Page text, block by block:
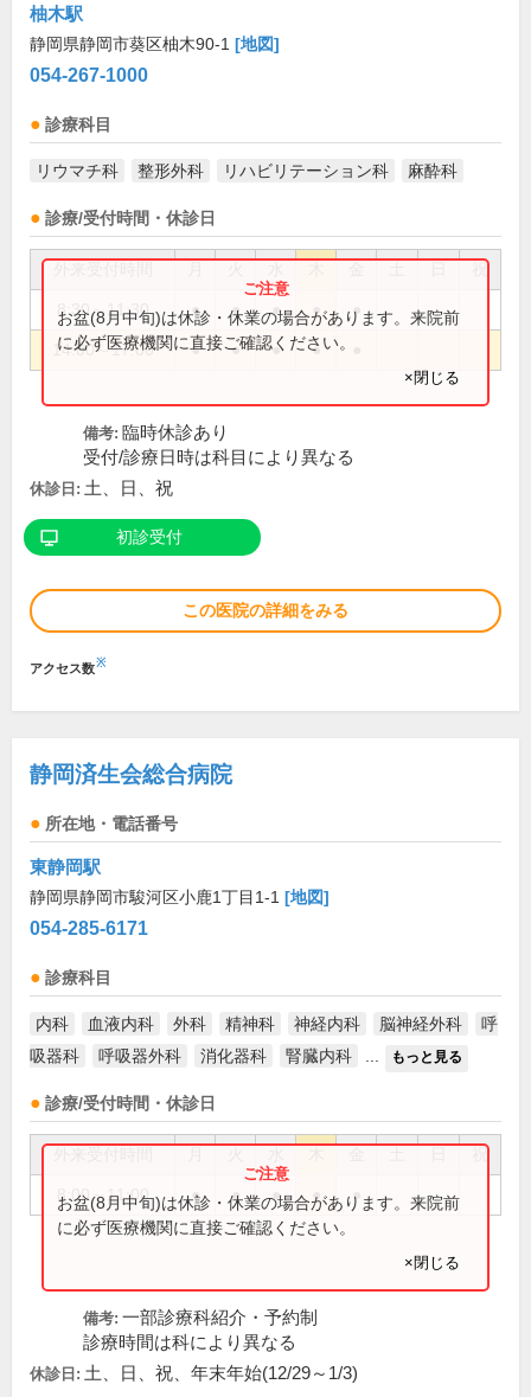
柚木駅
静岡県静岡市葵区柚木90-1 [地図]
054-267-1000
診療科目
リウマチ科 整形外科 リハビリテーション科 麻酔科
診療/受付時間・休診日
祝
8:30～11:30 ● ● ● ● ●
14:00～17:00 ● ● ● ●
お盆(8月中旬)は休診・休業の場合があります。来院前
に必ず医療機関に直接ご確認ください。
×閉じる
備考: 臨時休診あり
受付/診療日時は科目により異なる
休診日: 土、日、祝
初診受付
この医院の詳細をみる
アクセス数※
静岡済生会総合病院
所在地・電話番号
東静岡駅
静岡県静岡市駿河区小鹿1丁目1-1 [地図]
054-285-6171
診療科目
内科 血液内科 外科 精神科 神経内科 脳神経外科
呼
吸器科
呼吸器外科 消化器科 腎臓内科 もっと見る
診療/受付時間・休診日
祝
8:00～11:00 ● ● ● ● ●
お盆(8月中旬)は休診・休業の場合があります。来院前
に必ず医療機関に直接ご確認ください。
×閉じる
備考: 一部診療科紹介・予約制
診療時間は科により異なる
休診日: 土、日、祝、年末年始(12/29～1/3)